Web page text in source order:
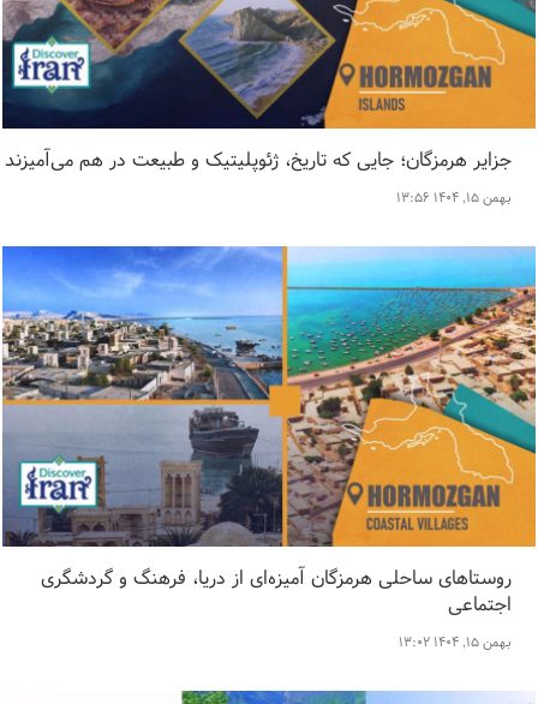
جزایر هرمزگان؛ جایی که تاریخ، ژئوپلیتیک و طبیعت در هم می‌آمیزند
بهمن ۱۵, ۱۴۰۴ ۱۳:۵۶
روستاهای ساحلی هرمزگان آمیزه‌ای از دریا، فرهنگ و گردشگری
اجتماعی
بهمن ۱۵, ۱۴۰۴ ۱۳:۰۲